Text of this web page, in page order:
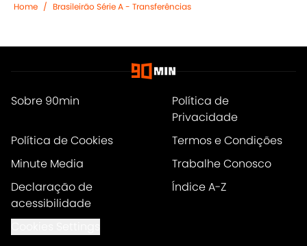
Home / Brasileirão Série A - Transferências
Sobre 90min
Política de
Privacidade
Política de Cookies
Termos e Condições
Minute Media
Trabalhe Conosco
Declaração de
acessibilidade
Índice A-Z